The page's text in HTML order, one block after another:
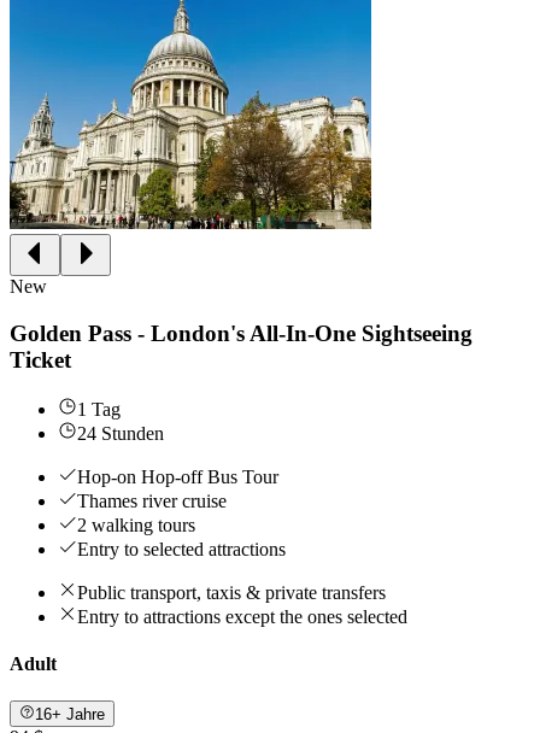
New
Golden Pass - London's All-In-One Sightseeing
Ticket
1 Tag
24 Stunden
Hop-on Hop-off Bus Tour
Thames river cruise
2 walking tours
Entry to selected attractions
Public transport, taxis & private transfers
Entry to attractions except the ones selected
Adult
16+ Jahre